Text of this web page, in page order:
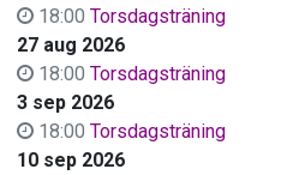
18:00 Torsdagsträning
27 aug 2026
18:00 Torsdagsträning
3 sep 2026
18:00 Torsdagsträning
10 sep 2026